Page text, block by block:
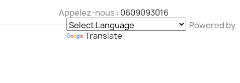
Appelez-nous : 0609093016
Powered by
Translate